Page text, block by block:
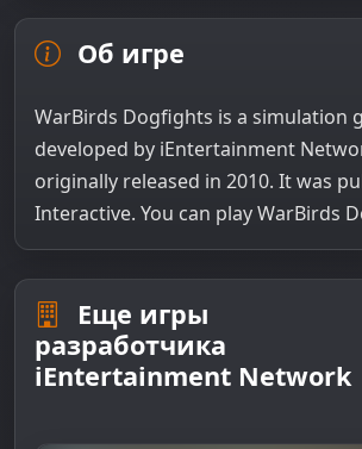
Об игре
WarBirds Dogfights is a simulation
developed by iEntertainment
originally released in 2010. It was
Interactive. You can play WarBirds
Еще игры
разработчика
iEntertainment Network